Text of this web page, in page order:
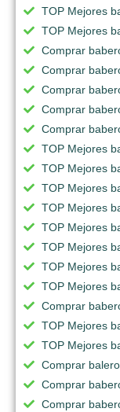
TOP Mejores
TOP Mejores
Comprar
Comprar
Comprar
Comprar
Comprar
TOP Mejores
TOP Mejores
TOP Mejores
TOP Mejores
TOP Mejores
TOP Mejores
TOP Mejores
TOP Mejores
Comprar
TOP Mejores
TOP Mejores
Comprar
Comprar
Comprar